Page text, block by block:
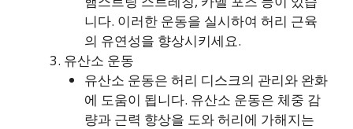
니다. 이러한 운동을 실시하여 허리 근육
의 유연성을 향상시키세요.
유산소 운동
유산소 운동은 허리 디스크의 관리와 완화
에 도움이 됩니다. 유산소 운동은 체중 감
량과 근력 향상을 도와 허리에 가해지는